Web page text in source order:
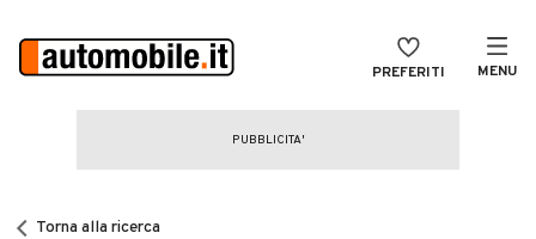
PREFERITI MENU
CERCA
Torna alla ricerca